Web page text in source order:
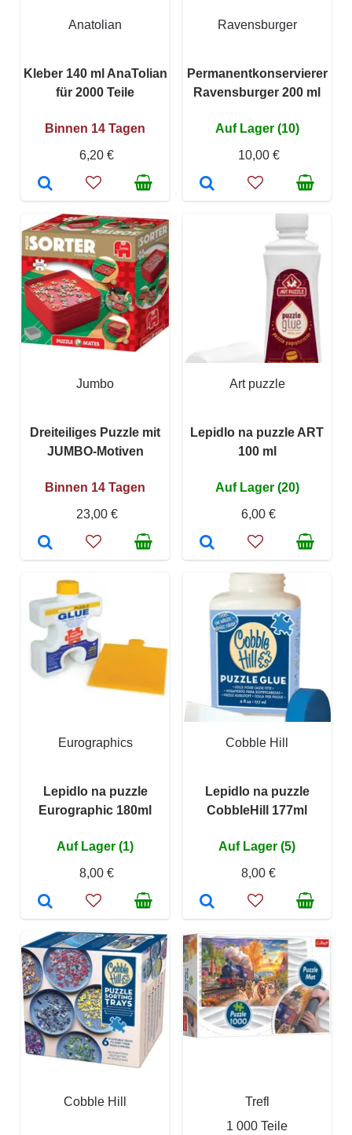
Anatolian
Kleber 140 ml AnaTolian
für 2000 Teile
Binnen 14 Tagen
6,20 €
Ravensburger
Permanentkonservierer
Ravensburger 200 ml
Auf Lager (10)
10,00 €
Jumbo
Dreiteiliges Puzzle mit
JUMBO-Motiven
Binnen 14 Tagen
23,00 €
Art puzzle
Lepidlo na puzzle ART
100 ml
Auf Lager (20)
6,00 €
Eurographics
Lepidlo na puzzle
Eurographic 180ml
Auf Lager (1)
8,00 €
Cobble Hill
Lepidlo na puzzle
CobbleHill 177ml
Auf Lager (5)
8,00 €
Cobble Hill
Trefl
1 000 Teile